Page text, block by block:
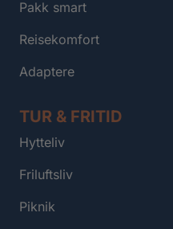
Pakk smart
Reisekomfort
Adaptere
TUR & FRITID
Hytteliv
Friluftsliv
Piknik